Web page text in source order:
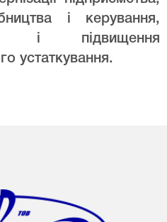
і керування,
і підвищення
устаткування.